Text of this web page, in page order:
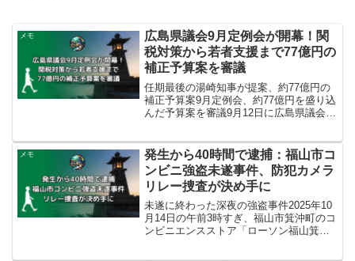
メモ
広島県議会9月定例会が開幕！関
税対策から若者支援まで77億円の
補正予算案を審議
任期最後の湯崎知事が提案、約77億円の
補正予算案9月定例会、約77億円を盛り込
んだ予算案を審議9月12日に広島県議会9
案されました。今回の定例会は、11月に
任期満...
メモ
発生から40時間で逮捕：福山市コ
ンビニ強盗未遂事件、防犯カメラ
リレー捜査が決め手に
未遂に終わった深夜の強盗事件2025年10
月14日の午前3時すぎ、福山市箕沖町のコ
ンビニエンスストア「ローソン福山箕沖